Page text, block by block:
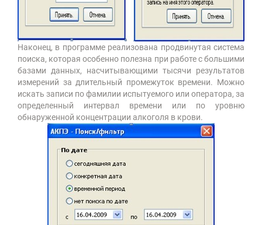
Наконец, в программе реализована продвинутая система
поиска, которая особенно полезна при работе с большими
базами данных, насчитывающими тысячи результатов
измерений за длительный промежуток времени. Можно
искать записи по фамилии испытуемого или оператора, за
определенный интервал времени или по уровню
обнаруженной концентрации алкоголя в крови.